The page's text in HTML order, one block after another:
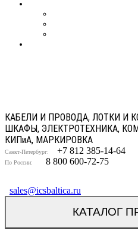
КАБЕЛИ И ПРОВОДА, ЛОТКИ И
ШКАФЫ, ЭЛЕКТРОТЕХНИКА,
КИПиА, МАРКИРОВКА
Санкт-Петербург: +7 812 385-14-64
По России: 8 800 600-72-75
sales@icsbaltica.ru
КАТАЛОГ